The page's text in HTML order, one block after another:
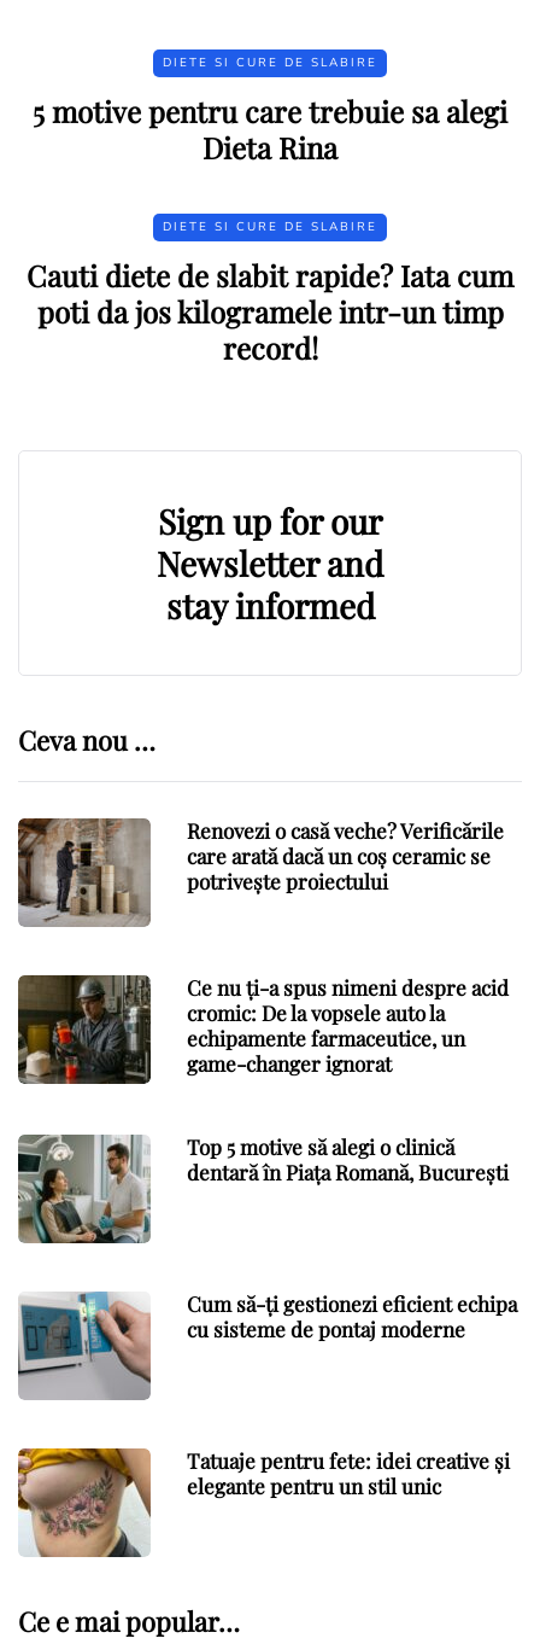
DIETE SI CURE DE SLABIRE
5 motive pentru care trebuie sa alegi
Dieta Rina
DIETE SI CURE DE SLABIRE
Cauti diete de slabit rapide? Iata cum
poti da jos kilogramele intr-un timp
record!
Sign up for our
Newsletter and
stay informed
Ceva nou …
Renovezi o casă veche? Verificările
care arată dacă un coș ceramic se
potrivește proiectului
Ce nu ți-a spus nimeni despre acid
cromic: De la vopsele auto la
echipamente farmaceutice, un
game-changer ignorat
Top 5 motive să alegi o clinică
dentară în Piața Romană, București
Cum să-ți gestionezi eficient echipa
cu sisteme de pontaj moderne
Tatuaje pentru fete: idei creative și
elegante pentru un stil unic
Ce e mai popular…